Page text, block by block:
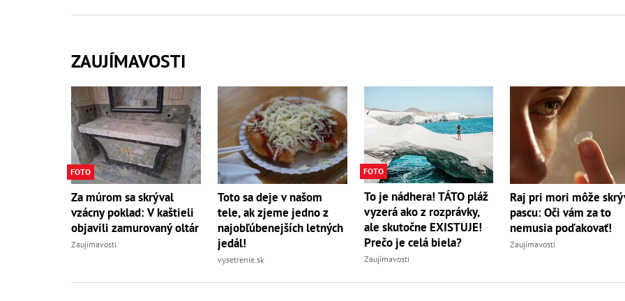
ZAUJÍMAVOSTI
FOTO
Za múrom sa skrýval
vzácny poklad: V kaštieli
objavili zamurovaný oltár
Zaujímavosti
Toto sa deje v našom
tele, ak zjeme jedno z
najobľúbenejších letných
jedál!
vysetrenie.sk
FOTO
To je nádhera! TÁTO pláž
vyzerá ako z rozprávky,
ale skutočne EXISTUJE!
Prečo je celá biela?
Zaujímavosti
Raj pri mori môže
pascu: Oči vám za to
nemusia poďakovať!
Zaujímavosti